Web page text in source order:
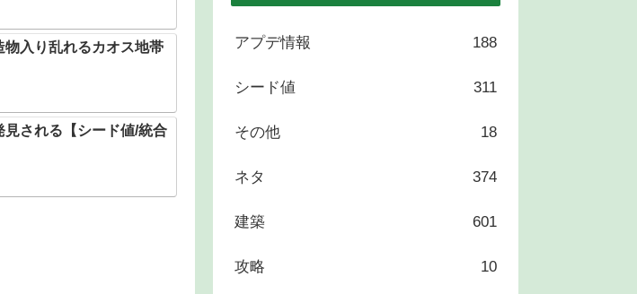
物入り乱れるカオス地帯
見される【シード値/統合
アプデ情報 188
シード値 311
その他 18
ネタ 374
建築 601
攻略 10